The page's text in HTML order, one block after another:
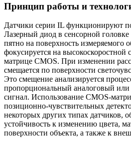
Принцип работы и
Датчики серии IL функционируют
Лазерный диод в сенсорной головке
пятно на поверхность измеряемого
фокусируется на высокоскоростной
матрице CMOS. При изменении
смещается по поверхности
Это смещение анализируется
пропорциональный аналоговый
сигнал. Использование CMOS-
позиционно-чувствительных
некоторых других типах датчиков,
устойчивость к изменению цвета,
поверхности объекта, а также к